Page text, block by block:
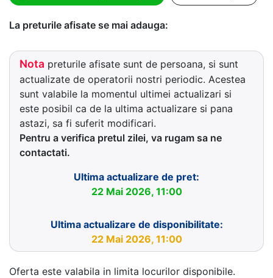
La preturile afisate se mai adauga:
Nota preturile afisate sunt de persoana, si sunt
actualizate de operatorii nostri periodic. Acestea
sunt valabile la momentul ultimei actualizari si
este posibil ca de la ultima actualizare si pana
astazi, sa fi suferit modificari.
Pentru a verifica pretul zilei, va rugam sa ne
contactati.
Ultima actualizare de pret:
22 Mai 2026, 11:00
Ultima actualizare de disponibilitate:
22 Mai 2026, 11:00
Oferta este valabila in limita locurilor disponibile.